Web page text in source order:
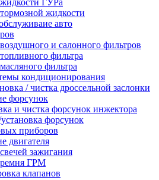
ГУРа
жидкости
авто
и салонного фильтров
фильтра
фильтра
кондиционирования
/ чистка дроссельной заслонки
форсунок
и чистка форсунок инжектора
форсунок
приборов
двигателя
зажигания
ремня ГРМ
клапанов